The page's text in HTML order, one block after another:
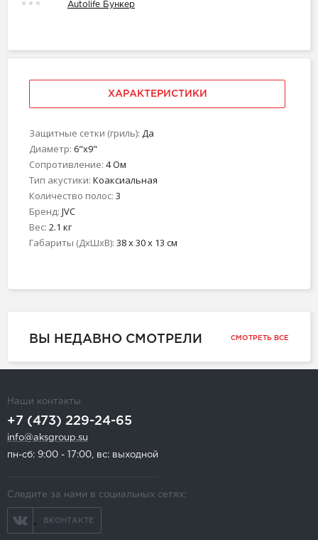
Autolife Бункер
ХАРАКТЕРИСТИКИ
Защитные сетки (гриль): Да
Диаметр: 6"х9"
Сопротивление: 4 Ом
Тип акустики: Коаксиальная
Количество полос: 3
Бренд: JVC
Вес: 2.1 кг
Габариты (ДхШхВ): 38 x 30 x 13 см
ВЫ НЕДАВНО СМОТРЕЛИ СМОТРЕТЬ ВСЕ
Наши контакты
+7 (473) 229-24-65
info@aksgroup.su
пн-сб: 9:00 - 17:00, вс: выходной
Следите за нами в социальных сетях:
ВКОНТАКТЕ